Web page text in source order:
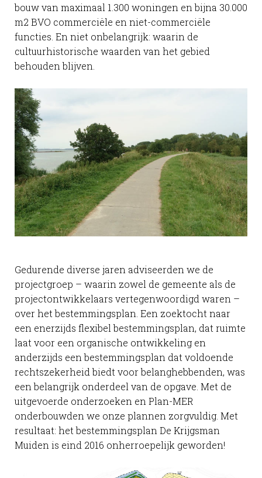
bouw van maximaal 1.300 woningen en bijna 30.000
m2 BVO commerciële en niet-commerciële
functies. En niet onbelangrijk: waarin de
cultuurhistorische waarden van het gebied
behouden blijven.
Gedurende diverse jaren adviseerden we de
projectgroep – waarin zowel de gemeente als de
projectontwikkelaars vertegenwoordigd waren –
over het bestemmingsplan. Een zoektocht naar
een enerzijds flexibel bestemmingsplan, dat ruimte
laat voor een organische ontwikkeling en
anderzijds een bestemmingsplan dat voldoende
rechtszekerheid biedt voor belanghebbenden, was
een belangrijk onderdeel van de opgave. Met de
uitgevoerde onderzoeken en Plan-MER
onderbouwden we onze plannen zorgvuldig. Met
resultaat: het bestemmingsplan De Krijgsman
Muiden is eind 2016 onherroepelijk geworden!